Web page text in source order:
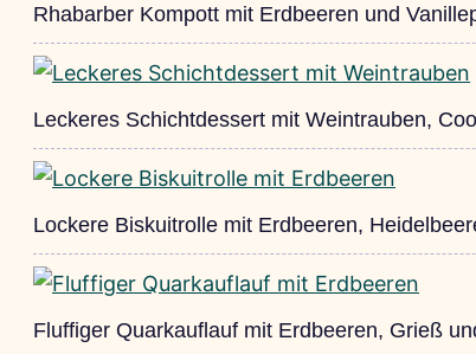
Rhabarber Kompott mit Erdbeeren und
Leckeres Schichtdessert mit Weintrauben,
Lockere Biskuitrolle mit Erdbeeren,
Fluffiger Quarkauflauf mit Erdbeeren, Grieß